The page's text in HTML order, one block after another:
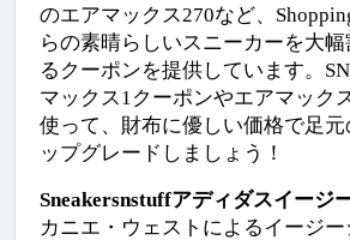
のエアマックス270など、
らの素晴らしいスニーカーを大
るクーポンを提供しています。
マックス1クーポンやエアマック
使って、財布に優しい価格で足
ップグレードしましょう！
Sneakersnstuffアディダスイージ
カニエ・ウェストによるイージ